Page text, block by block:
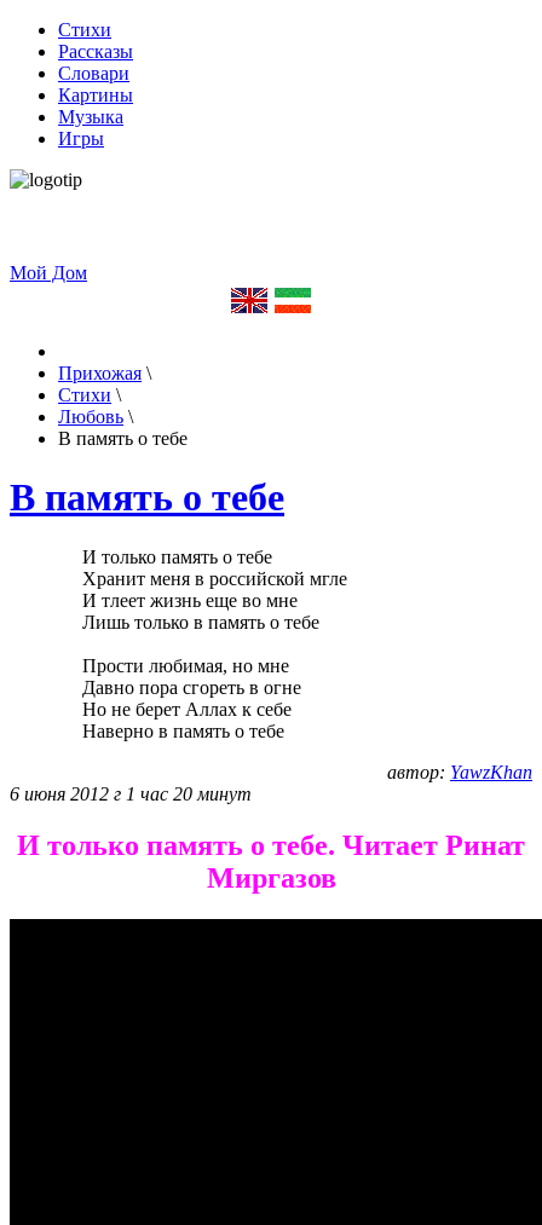
Стихи
Рассказы
Словари
Картины
Музыка
Игры
Мой Дом
Прихожая \
Стихи \
Любовь \
В память о тебе
В память о тебе
И только память о тебе
Хранит меня в российской мгле
И тлеет жизнь еще во мне
Лишь только в память о тебе
Прости любимая, но мне
Давно пора сгореть в огне
Но не берет Аллах к себе
Наверно в память о тебе
автор: YawzKhan
6 июня 2012 г 1 час 20 минут
И только память о тебе. Читает Ринат
Миргазов